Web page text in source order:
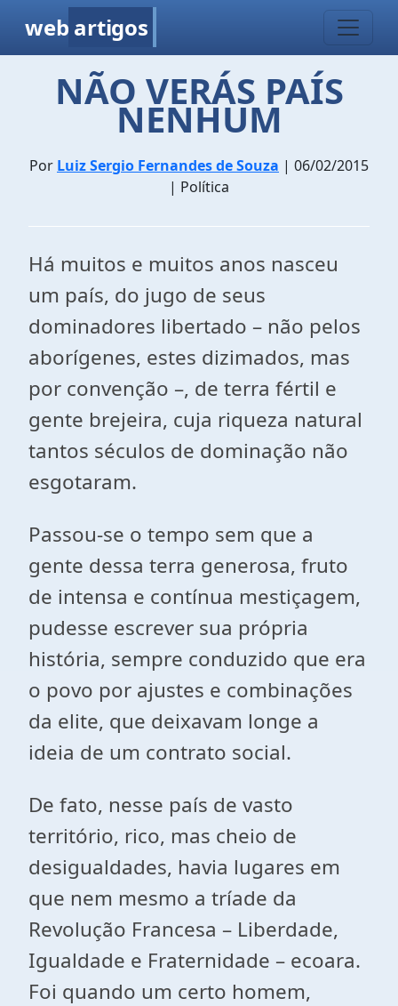
web artigos
NÃO VERÁS PAÍS
NENHUM
Por Luiz Sergio Fernandes de Souza | 06/02/2015
| Política
Há muitos e muitos anos nasceu
um país, do jugo de seus
dominadores libertado – não pelos
aborígenes, estes dizimados, mas
por convenção –, de terra fértil e
gente brejeira, cuja riqueza natural
tantos séculos de dominação não
esgotaram.
Passou-se o tempo sem que a
gente dessa terra generosa, fruto
de intensa e contínua mestiçagem,
pudesse escrever sua própria
história, sempre conduzido que era
o povo por ajustes e combinações
da elite, que deixavam longe a
ideia de um contrato social.
De fato, nesse país de vasto
território, rico, mas cheio de
desigualdades, havia lugares em
que nem mesmo a tríade da
Revolução Francesa – Liberdade,
Igualdade e Fraternidade – ecoara.
Foi quando um certo homem,